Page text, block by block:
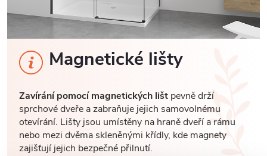
Magnetické lišty
Zavírání pomocí magnetických lišt pevně drží
sprchové dveře a zabraňuje jejich samovolnému
otevírání. Lišty jsou umístěny na hraně dveří a rámu
nebo mezi dvěma skleněnými křídly, kde magnety
zajišťují jejich bezpečné přilnutí.